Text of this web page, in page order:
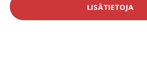
LISÄTIETOJA